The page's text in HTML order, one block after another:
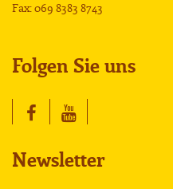
Fax: 069 8383 8743
Folgen Sie uns
Newsletter